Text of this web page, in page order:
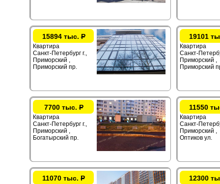
15894 тыс.Р
Квартира
Санкт-Петербург г.,
Приморский ,
Приморский пр.
19101
Квартира
Санкт-
Приморский ,
Приморский
7700 тыс.Р
Квартира
Санкт-Петербург г.,
Приморский ,
Богатырский пр.
11550
Квартира
Санкт-
Приморский ,
Оптиков ул.
11070 тыс. Р 12300